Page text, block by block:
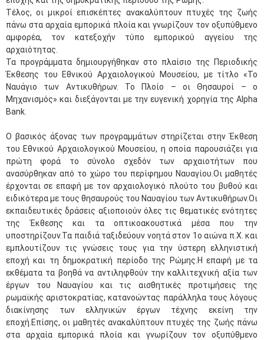
Τέλος, οι μικροί επισκέπτες ανακαλύπτουν πτυχές της ζωής
πάνω στα αρχαία εμπορικά πλοία και γνωρίζουν τον οξυπύθμενο
αμφορέα, τον κατεξοχήν τύπο εμπορικού αγγείου της
αρχαιότητας.
Τα προγράμματα δημιουργήθηκαν στο πλαίσιο της Περιοδικής
Έκθεσης του Εθνικού Αρχαιολογικού Μουσείου, με τίτλο «Το
Ναυάγιο των Αντικυθήρων. Το Πλοίο – οι Θησαυροί – ο
Μηχανισμός» και διεξάγονται με την ευγενική χορηγία της Alpha
Bank.
Ο βασικός άξονας των προγραμμάτων στηρίζεται στην Έκθεση
του Εθνικού Αρχαιολογικού Μουσείου, η οποία παρουσιάζει για
πρώτη φορά το σύνολο σχεδόν των αρχαιοτήτων που
ανασύρθηκαν από το χώρο του περίφημου Ναυαγίου.Οι μαθητές
έρχονται σε επαφή με τον αρχαιολογικό πλούτο του βυθού και
ειδικότερα με τους θησαυρούς του Ναυαγίου των Αντικυθήρων.Οι
εκπαιδευτικές δράσεις αξιοποιούν όλες τις θεματικές ενότητες
της Έκθεσης και τα οπτικοακουστικά μέσα που την
υποστηρίζουν.Τα παιδιά ταξιδεύουν νοητά στον 1ο αιώνα π.Χ. και
εμπλουτίζουν τις γνώσεις τους για την ύστερη ελληνιστική
εποχή και τη δημοκρατική περίοδο της Ρώμης.Η επαφή με τα
εκθέματα τα βοηθά να αντιληφθούν την καλλιτεχνική αξία των
έργων του Ναυαγίου και τις αισθητικές προτιμήσεις της
ρωμαϊκής αριστοκρατίας, κατανοώντας παράλληλα τους λόγους
διακίνησης των ελληνικών έργων τέχνης εκείνη την
εποχή.Επίσης, οι μαθητές ανακαλύπτουν πτυχές της ζωής πάνω
στα αρχαία εμπορικά πλοία και γνωρίζουν τον οξυπύθμενο